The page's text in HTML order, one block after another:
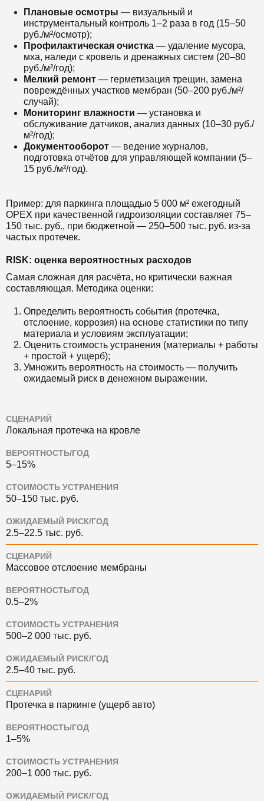
Плановые осмотры — визуальный и
инструментальный контроль 1–2 раза в год (15–50
руб./м²/осмотр);
Профилактическая очистка — удаление мусора,
мха, наледи с кровель и дренажных систем (20–80
руб./м²/год);
Мелкий ремонт — герметизация трещин, замена
повреждённых участков мембран (50–200 руб./м²/
случай);
Мониторинг влажности — установка и
обслуживание датчиков, анализ данных (10–30 руб./
м²/год);
Документооборот — ведение журналов,
подготовка отчётов для управляющей компании (5–
15 руб./м²/год).
Пример: для паркинга площадью 5 000 м² ежегодный
OPEX при качественной гидроизоляции составляет 75–
150 тыс. руб., при бюджетной — 250–500 тыс. руб. из-за
частых протечек.
RISK: оценка вероятностных расходов
Самая сложная для расчёта, но критически важная
составляющая. Методика оценки:
Определить вероятность события (протечка,
отслоение, коррозия) на основе статистики по типу
материала и условиям эксплуатации;
Оценить стоимость устранения (материалы + работы
+ простой + ущерб);
Умножить вероятность на стоимость — получить
ожидаемый риск в денежном выражении.
СЦЕНАРИЙ
Локальная протечка на кровле
ВЕРОЯТНОСТЬ/ГОД
5–15%
СТОИМОСТЬ УСТРАНЕНИЯ
50–150 тыс. руб.
ОЖИДАЕМЫЙ РИСК/ГОД
2.5–22.5 тыс. руб.
СЦЕНАРИЙ
Массовое отслоение мембраны
ВЕРОЯТНОСТЬ/ГОД
0.5–2%
СТОИМОСТЬ УСТРАНЕНИЯ
500–2 000 тыс. руб.
ОЖИДАЕМЫЙ РИСК/ГОД
2.5–40 тыс. руб.
СЦЕНАРИЙ
Протечка в паркинге (ущерб авто)
ВЕРОЯТНОСТЬ/ГОД
1–5%
СТОИМОСТЬ УСТРАНЕНИЯ
200–1 000 тыс. руб.
ОЖИДАЕМЫЙ РИСК/ГОД